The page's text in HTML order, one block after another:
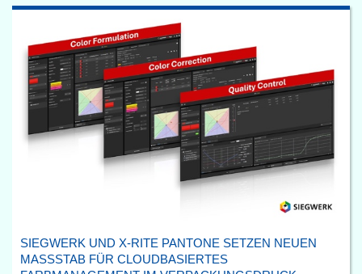
SIEGWERK UND X-RITE PANTONE SETZEN NEUEN
MASSSTAB FÜR CLOUDBASIERTES F